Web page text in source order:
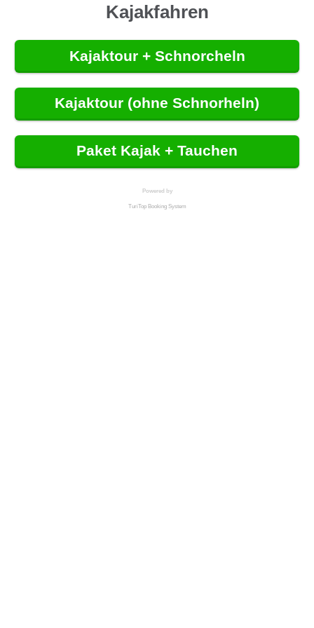
Kajakfahren
Kajaktour + Schnorcheln
Kajaktour (ohne Schnorheln)
Paket Kajak + Tauchen
Powered by
TuriTop Booking System